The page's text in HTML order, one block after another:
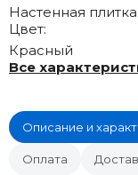
Настенная плитка
Цвет:
Красный
Все
Описание и
Оплата